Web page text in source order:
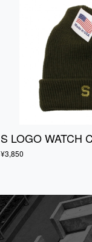
S LOGO WATCH
¥3,850